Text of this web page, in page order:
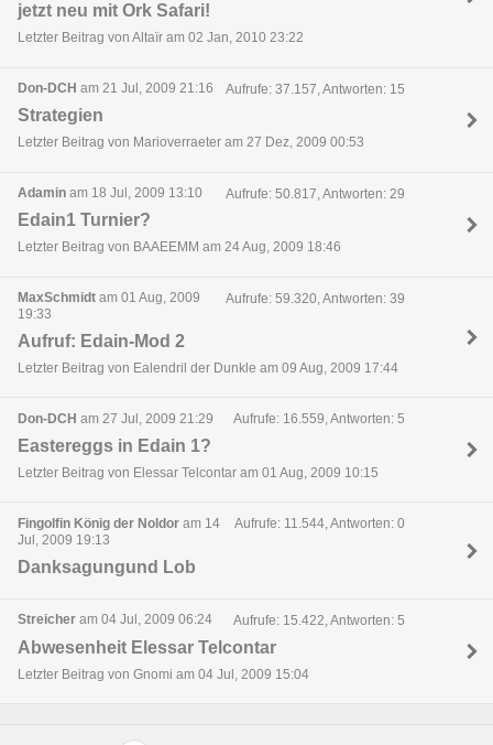
jetzt neu mit Ork Safari!
Letzter Beitrag von Altaïr am 02 Jan, 2010 23:22
Don-DCH am 21 Jul, 2009 21:16 Aufrufe: 37.157, Antworten: 15
Strategien
Letzter Beitrag von Marioverraeter am 27 Dez, 2009 00:53
Adamin am 18 Jul, 2009 13:10 Aufrufe: 50.817, Antworten: 29
Edain1 Turnier?
Letzter Beitrag von BAAEEMM am 24 Aug, 2009 18:46
MaxSchmidt am 01 Aug, 2009
19:33
Aufrufe: 59.320, Antworten: 39
Aufruf: Edain-Mod 2
Letzter Beitrag von Ealendril der Dunkle am 09 Aug, 2009 17:44
Don-DCH am 27 Jul, 2009 21:29 Aufrufe: 16.559, Antworten: 5
Eastereggs in Edain 1?
Letzter Beitrag von Elessar Telcontar am 01 Aug, 2009 10:15
Fingolfin König der Noldor am 14
Jul, 2009 19:13
Aufrufe: 11.544, Antworten: 0
Danksagungund Lob
Streicher am 04 Jul, 2009 06:24 Aufrufe: 15.422, Antworten: 5
Abwesenheit Elessar Telcontar
Letzter Beitrag von Gnomi am 04 Jul, 2009 15:04